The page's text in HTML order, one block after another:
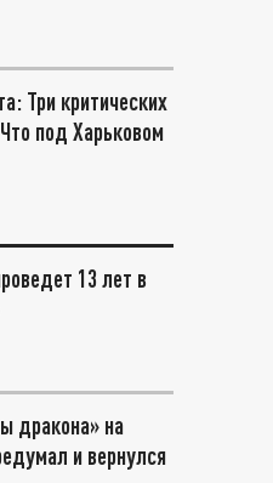
Три критических
под Харьковом
13 лет в
дракона» на
и вернулся